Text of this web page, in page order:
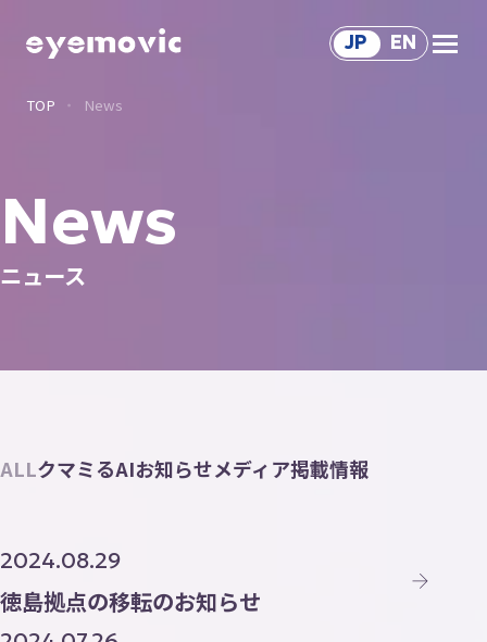
Service
Solution
ソリ ューション サービス
Works
制作事例
About Us
採用情 報
ニュース
JP EN
TOP News
News
ニュース
ALLクマミるAIお知らせメディア掲載情報
2024.08.29
徳島拠点の移転のお知らせ